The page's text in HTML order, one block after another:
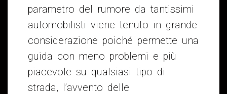
parametro del rumore da tantissimi
automobilisti viene tenuto in grande
considerazione poiché permette una
guida con meno problemi e più
piacevole su qualsiasi tipo di
strada, l’avvento delle